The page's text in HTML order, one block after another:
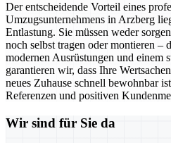
Der entscheidende Vorteil eines
Umzugsunternehmens in Arzberg
Entlastung. Sie müssen weder
noch selbst tragen oder montieren –
modernen Ausrüstungen und einem
garantieren wir, dass Ihre
neues Zuhause schnell bewohnbar
Referenzen und positiven
Wir sind für Sie da